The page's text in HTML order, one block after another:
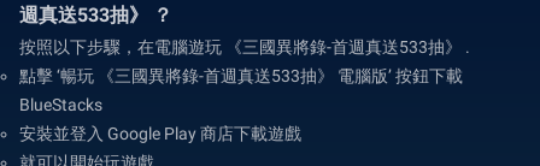
週真送533抽》 ？
按照以下步驟，在電腦遊玩 《三國異將錄-首週真送533抽》 .
點擊 ‘暢玩 《三國異將錄-首週真送533抽》 電腦版’ 按鈕下載
BlueStacks
安裝並登入 Google Play 商店下載遊戲